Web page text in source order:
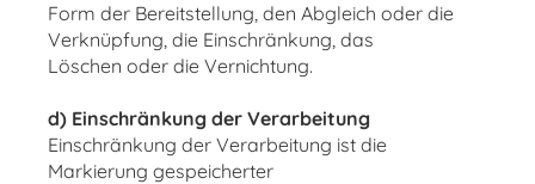
Form der Bereitstellung, den Abgleich oder die
Verknüpfung, die Einschränkung, das
Löschen oder die Vernichtung.
d) Einschränkung der Verarbeitung
Einschränkung der Verarbeitung ist die
Markierung gespeicherter